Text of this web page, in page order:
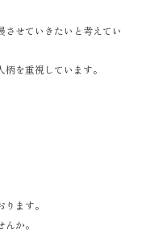
させていきたいと考えてい
を重視しています。
ます。
か。